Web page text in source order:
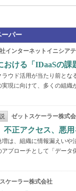
パー
インターネットイニシア
おける「IDaaSの課
ラウド活用が当たり前と
現に向けて、多くの組
ゼットスケーラー株式
不正アクセス、悪
は、組織に情報漏えい
アプローチとして「デー
ケーラー株式会社